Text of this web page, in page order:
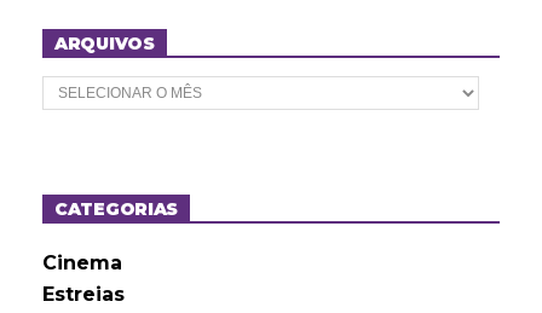
ARQUIVOS
A
r
o
sCATEGORIAS
Cinema
Estreias